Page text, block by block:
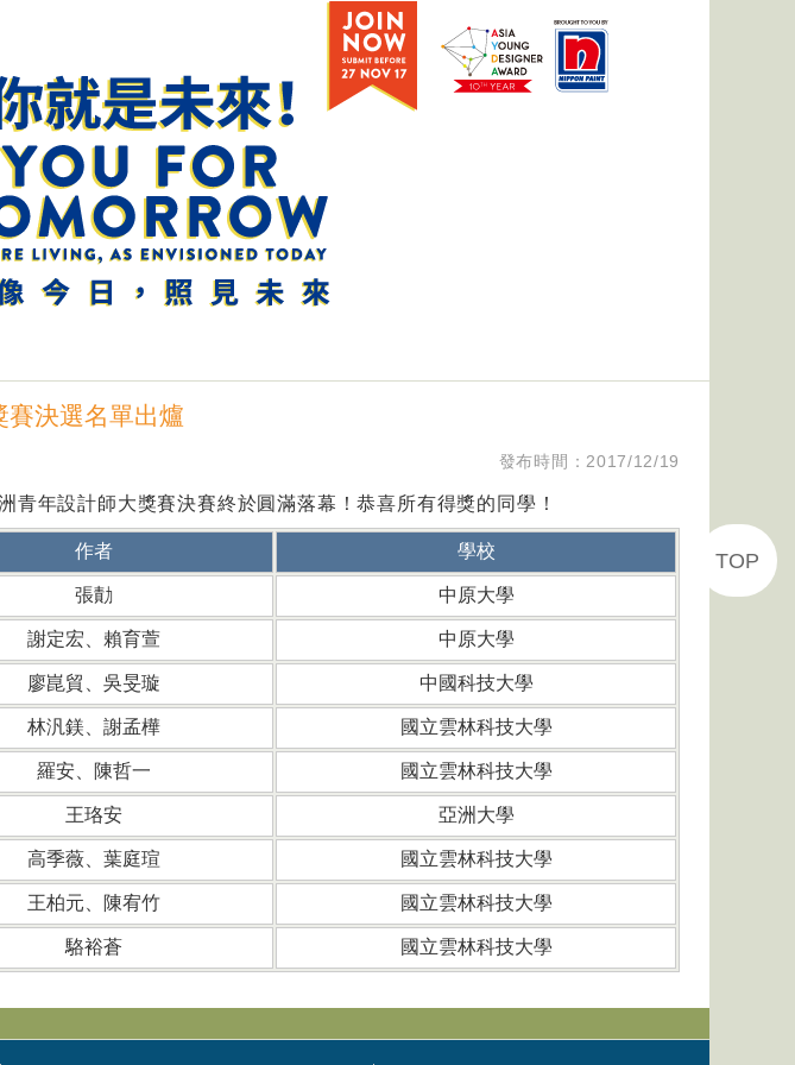
TOP
賽決選名單出爐
發布時間：2017/12/19
青年設計師大獎賽決賽終於圓滿落幕！恭喜所有得獎的同學！
作者 學校
張勣 中原大學
謝定宏、賴育萱 中原大學
廖崑貿、吳旻璇 中國科技大學
林汎鎂、謝孟樺 國立雲林科技大學
羅安、陳哲一 國立雲林科技大學
王珞安 亞洲大學
高季薇、葉庭瑄 國立雲林科技大學
王柏元、陳宥竹 國立雲林科技大學
駱裕蒼 國立雲林科技大學